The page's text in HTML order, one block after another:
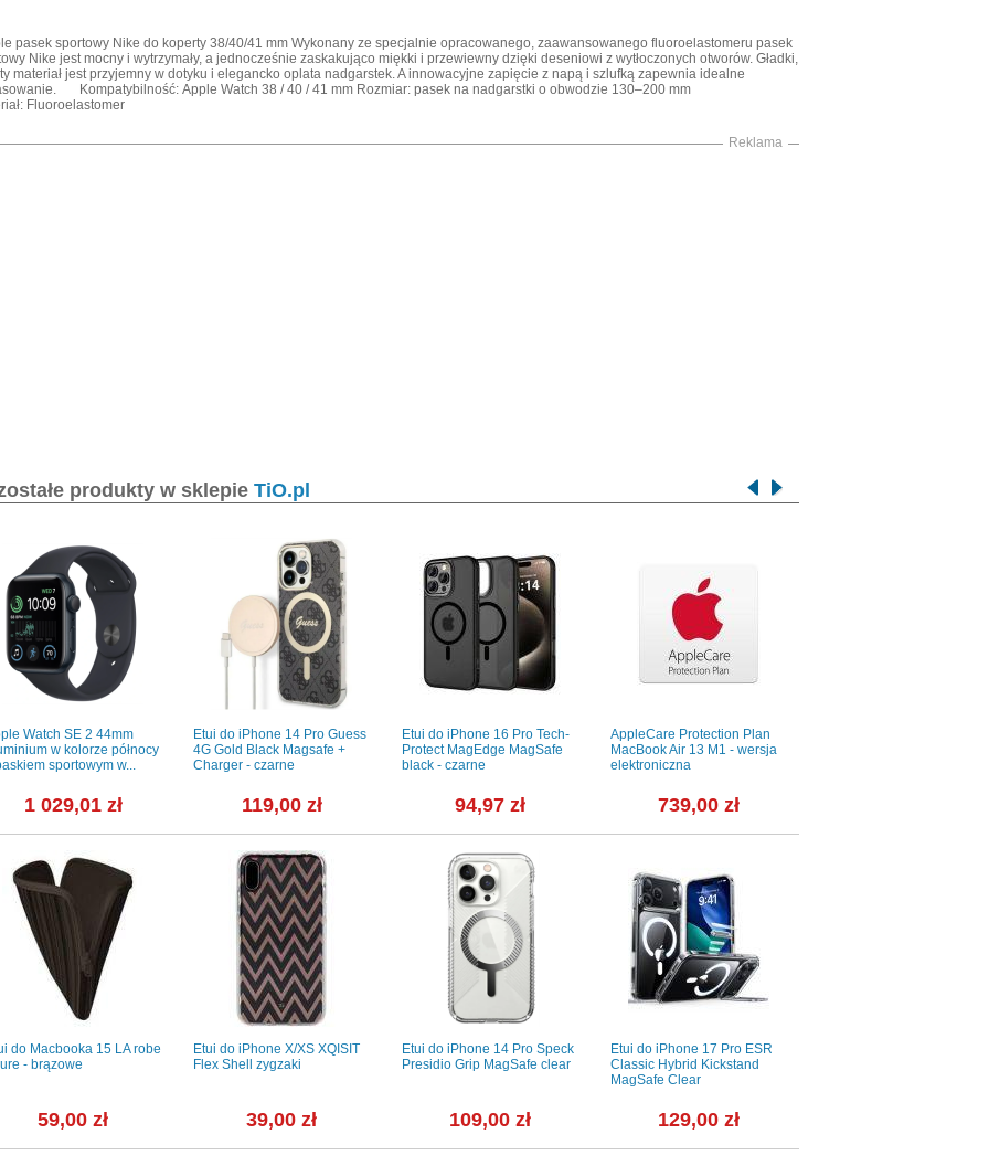
pasek sportowy Nike do koperty 38/40/41 mm Wykonany ze specjalnie opracowanego, zaawansowanego fluoroelastomeru pasek
Nike jest mocny i wytrzymały, a jednocześnie zaskakująco miękki i przewiewny dzięki deseniowi z wytłoczonych otworów. Gładki,
materiał jest przyjemny w dotyku i elegancko oplata nadgarstek. A innowacyjne zapięcie z napą i szlufką zapewnia idealne
Kompatybilność: Apple Watch 38 / 40 / 41 mm Rozmiar: pasek na nadgarstki o obwodzie 130–200 mm
Fluoroelastomer
Reklama
produkty w sklepie TiO.pl
Watch SE 2 44mm
w kolorze północy
sportowym w...
1 029,01 zł
Etui do iPhone 14 Pro Guess
4G Gold Black Magsafe +
Charger - czarne
119,00 zł
Etui do iPhone 16 Pro Tech-
Protect MagEdge MagSafe
black - czarne
94,97 zł
AppleCare Protection Plan
MacBook Air 13 M1 - wersja
elektroniczna
739,00 zł
do Macbooka 15 LA robe
- brązowe
59,00 zł
Etui do iPhone X/XS XQISIT
Flex Shell zygzaki
39,00 zł
Etui do iPhone 14 Pro Speck
Presidio Grip MagSafe clear
109,00 zł
Etui do iPhone 17 Pro ESR
Classic Hybrid Kickstand
MagSafe Clear
129,00 zł